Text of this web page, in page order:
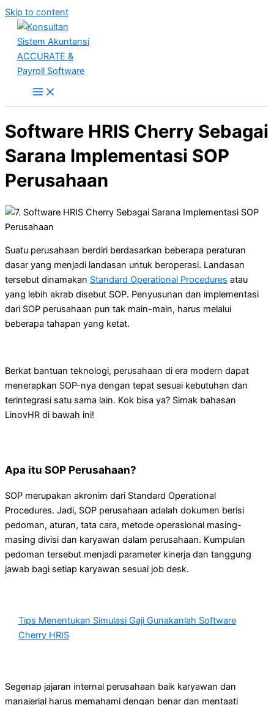
Skip to content
Software HRIS Cherry Sebagai
Sarana Implementasi SOP
Perusahaan
Suatu perusahaan berdiri berdasarkan beberapa peraturan
dasar yang menjadi landasan untuk beroperasi. Landasan
tersebut dinamakan Standard Operational Procedures atau
yang lebih akrab disebut SOP. Penyusunan dan implementasi
dari SOP perusahaan pun tak main-main, harus melalui
beberapa tahapan yang ketat.
Berkat bantuan teknologi, perusahaan di era modern dapat
menerapkan SOP-nya dengan tepat sesuai kebutuhan dan
terintegrasi satu sama lain. Kok bisa ya? Simak bahasan
LinovHR di bawah ini!
Apa itu SOP Perusahaan?
SOP merupakan akronim dari Standard Operational
Procedures. Jadi, SOP perusahaan adalah dokumen berisi
pedoman, aturan, tata cara, metode operasional masing-
masing divisi dan karyawan dalam perusahaan. Kumpulan
pedoman tersebut menjadi parameter kinerja dan tanggung
jawab bagi setiap karyawan sesuai job desk.
Tips Menentukan Simulasi Gaji Gunakanlah Software
Cherry HRIS
Segenap jajaran internal perusahaan baik karyawan dan
manajerial harus memahami dengan benar dan mentaati